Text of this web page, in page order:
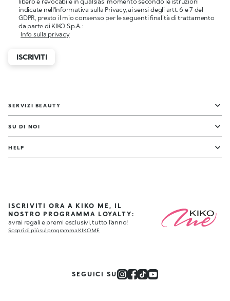
indicate nell'Informativa sulla Privacy, ai sensi degli artt. 6 e 7 del
GDPR, presto il mio consenso per le seguenti finalità di trattamento
da parte di KIKO S.p.A. :
Info sulla privacy
ISCRIVITI
SERVIZI BEAUTY
SU DI NOI
HELP
ISCRIVITI ORA A KIKO ME, IL
NOSTRO PROGRAMMA LOYALTY:
avrai regali e premi esclusivi, tutto l'anno!
Scopri di più sul programma KIKO ME
SEGUICI SU